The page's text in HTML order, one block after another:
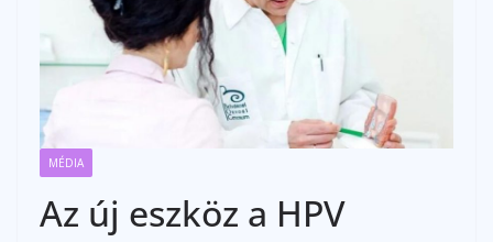
MÉDIA
Az új eszköz a HPV